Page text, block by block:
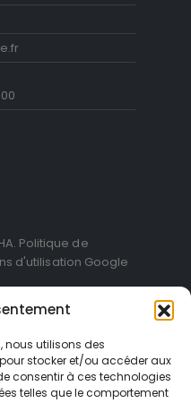
nous utilisons des
stocker et/ou accéder aux
consentir à ces technologies
telles que le comportement
Politique de
d'utilisation Google